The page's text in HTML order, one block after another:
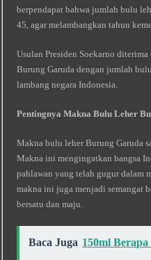
berpendapat bahwa jumlah bulu
45, agar melambangkan tahun
Usulan Presiden Soekarno
Burung Garuda dengan jumlah
lambang negara Indonesia.
Pentingnya Makna Bulu Leher
Makna bulu leher Burung Garuda
Makna ini mengingatkan bangsa
pahlawan yang telah gugur dalam
makna ini juga menjadi semangat
bersatu dan maju.
Baca Juga 150ml Berapa